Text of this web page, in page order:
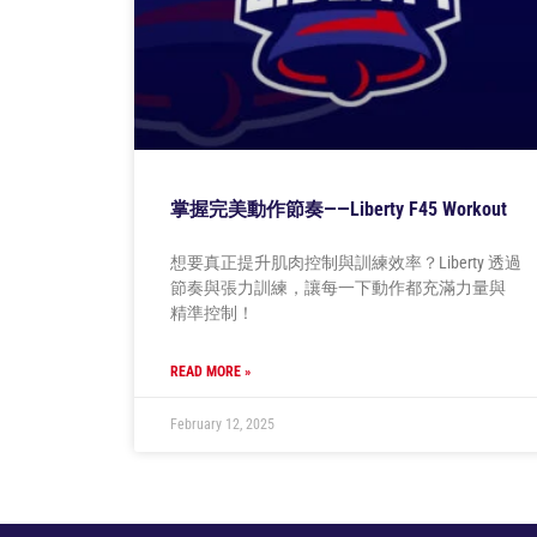
掌握完美動作節奏——Liberty F45 Workout
想要真正提升肌肉控制與訓練效率？Liberty 透過
節奏與張力訓練，讓每一下動作都充滿力量與
精準控制！
READ MORE »
February 12, 2025